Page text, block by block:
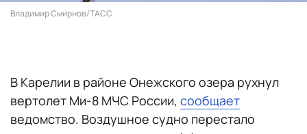
Владимир Смирнов/ТАСС
В Карелии в районе Онежского озера рухнул
вертолет Ми-8 МЧС России, сообщает
ведомство. Воздушное судно перестало